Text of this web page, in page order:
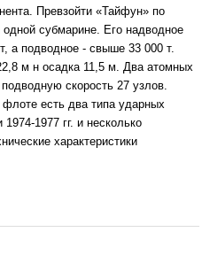
Превзойти «Тайфун» по
субмарине. Его надводное
а подводное - свыше 33 000 т.
м н осадка 11,5 м. Два атомных
скорость 27 узлов.
есть два типа ударных
1977 гг. и несколько
характеристики